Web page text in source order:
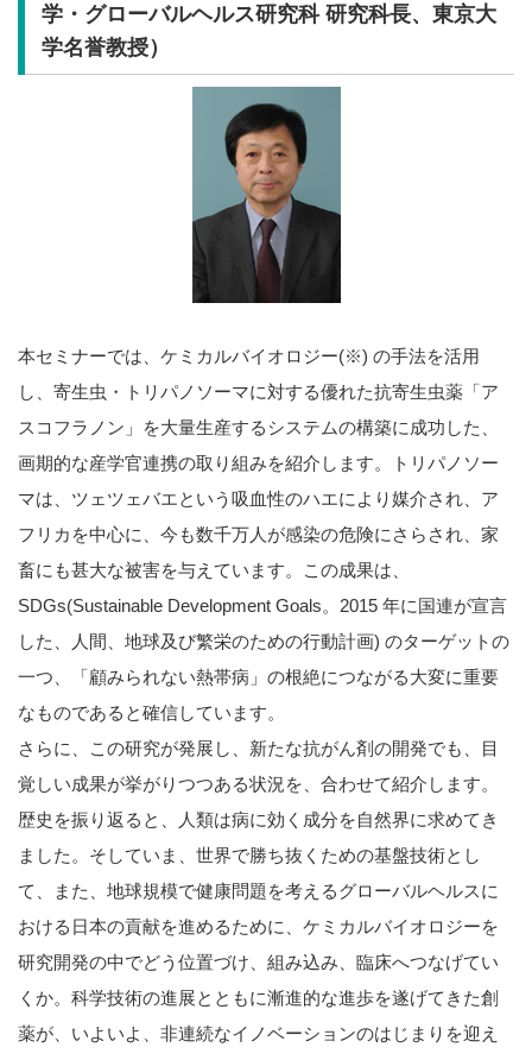
学・グローバルヘルス研究科 研究科長、東京大
学名誉教授）
本セミナーでは、ケミカルバイオロジー(※) の手法を活用
し、寄生虫・トリパノソーマに対する優れた抗寄生虫薬「ア
スコフラノン」を大量生産するシステムの構築に成功した、
画期的な産学官連携の取り組みを紹介します。トリパノソー
マは、ツェツェバエという吸血性のハエにより媒介され、ア
フリカを中心に、今も数千万人が感染の危険にさらされ、家
畜にも甚大な被害を与えています。この成果は、
SDGs(Sustainable Development Goals。2015 年に国連が宣言
した、人間、地球及び繁栄のための行動計画) のターゲットの
一つ、「顧みられない熱帯病」の根絶につながる大変に重要
なものであると確信しています。
さらに、この研究が発展し、新たな抗がん剤の開発でも、目
覚しい成果が挙がりつつある状況を、合わせて紹介します。
歴史を振り返ると、人類は病に効く成分を自然界に求めてき
ました。そしていま、世界で勝ち抜くための基盤技術とし
て、また、地球規模で健康問題を考えるグローバルヘルスに
おける日本の貢献を進めるために、ケミカルバイオロジーを
研究開発の中でどう位置づけ、組み込み、臨床へつなげてい
くか。科学技術の進展とともに漸進的な進歩を遂げてきた創
薬が、いよいよ、非連続なイノベーションのはじまりを迎え